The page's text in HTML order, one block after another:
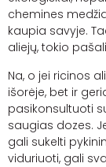
chemines
kaupia savyje.
aliejų, tokio
Na, o jei ricinos
išorėje, bet ir
pasikonsultuoti
saugias dozes.
gali sukelti
viduriuoti, gali